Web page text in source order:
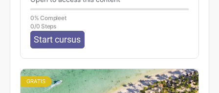
0% Compleet
0/0 Steps
Start cursus
GRATIS